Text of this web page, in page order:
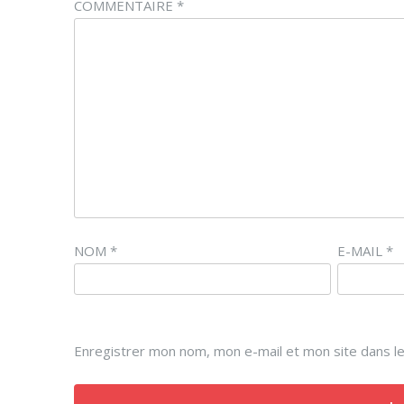
COMMENTAIRE *
NOM * E-MAIL*
Enregistrer mon nom, mon e-mail et mon site dans